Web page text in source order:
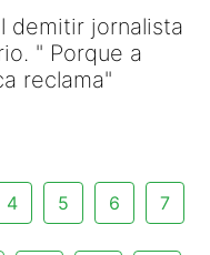
demitir jornalista
" Porque a
reclama"
4 5 6 7